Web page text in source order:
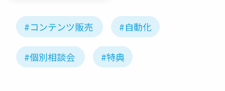
#コンテンツ販売 #自動化
#個別相談会 #特典